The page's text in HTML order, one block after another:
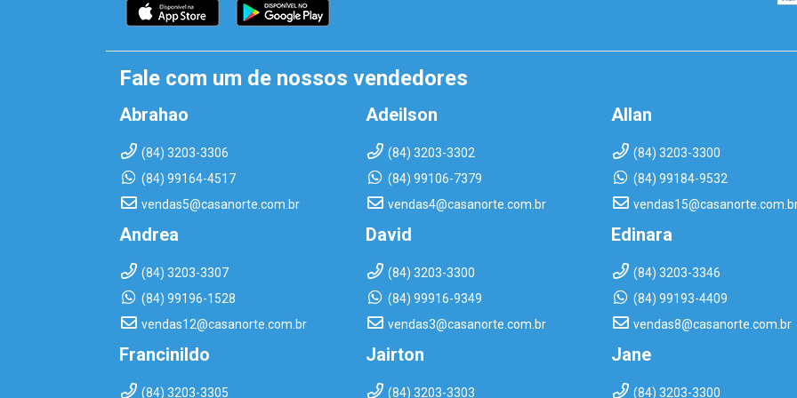
Fale com um de nossos vendedores
Abrahao
(84) 3203-3306
(84) 99164-4517
vendas5@casanorte.com.br
Adeilson
(84) 3203-3302
(84) 99106-7379
vendas4@casanorte.com.br
Allan
(84) 3203-3300
(84) 99184-9532
Andrea
(84) 3203-3307
(84) 99196-1528
vendas12@casanorte.com.br
David
(84) 3203-3300
(84) 99916-9349
vendas3@casanorte.com.br
Edinara
(84) 3203-3346
(84) 99193-4409
vendas8@casanorte.com.br
Francinildo
(84) 3203-3305
Jairton
(84) 3203-3303
Jane
(84) 3203-3300